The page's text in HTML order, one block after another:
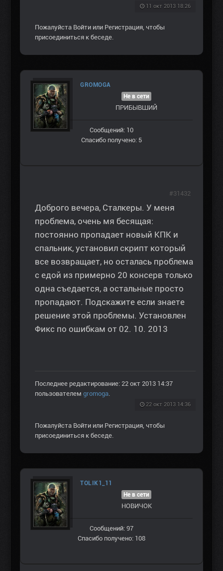
11 окт 2013 18:26
Пожалуйста Войти или Регистрация, чтобы
присоединиться к беседе.
GROMOGA
Не в сети
ПРИБЫВШИЙ
Сообщений: 10
Спасибо получено: 5
Доброго вечера, Сталкеры. У меня
проблема, очень мя бесящая:
постоянно пропадает новый КПК и
спальник, установил скрипт который
все возвращает, но осталась проблема
с едой из примерно 20 консерв только
одна съедается, а остальные просто
пропадают. Подскажите если знаете
решение этой проблемы. Установлен
Фикс по ошибкам от 02. 10. 2013
Последнее редактирование: 22 окт 2013 14:37
пользователем gromoga.
22 окт 2013 14:36
#31432
Пожалуйста Войти или Регистрация, чтобы
присоединиться к беседе.
TOLIK1_11
Не в сети
НОВИЧОК
Сообщений: 97
Спасибо получено: 108